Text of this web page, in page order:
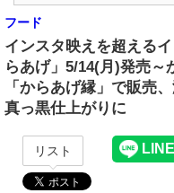
フード
インスタ映えを超える
らあげ」5/14(月)発売～
「からあげ縁」で販売
真っ黒仕上がりに
リスト